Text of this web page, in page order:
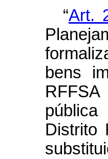
“Art.
bens
Distrito